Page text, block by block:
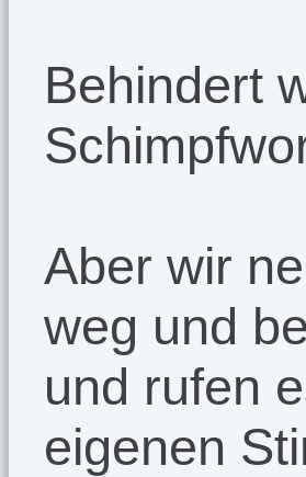
Behindert
Aber wir
weg und
und rufen
eigenen